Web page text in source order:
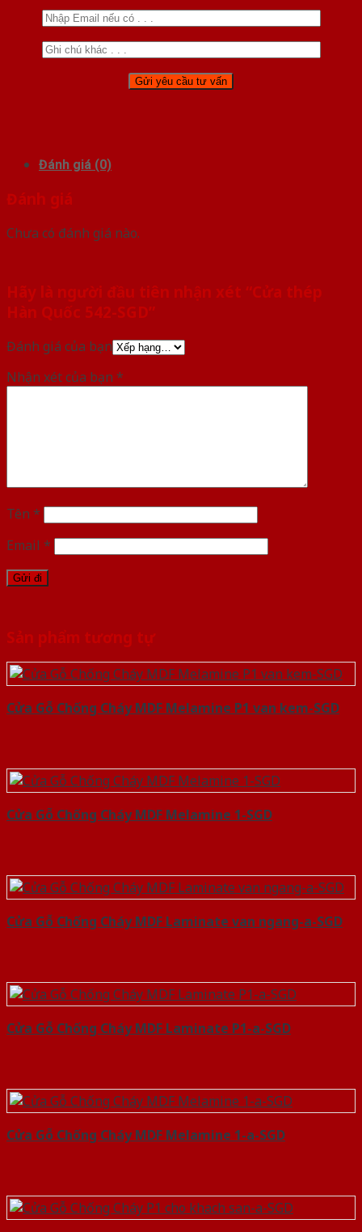
Đánh giá (0)
Đánh giá
Chưa có đánh giá nào.
Hãy là người đầu tiên nhận xét “Cửa thép
Hàn Quốc 542-SGD”
Đánh giá của bạn
Nhận xét của bạn *
Tên *
Email *
Sản phẩm tương tự
Cửa Gỗ Chống Cháy MDF Melamine P1 van kem-SGD
Cửa Gỗ Chống Cháy MDF Melamine 1-SGD
Cửa Gỗ Chống Cháy MDF Laminate van ngang-a-SGD
Cửa Gỗ Chống Cháy MDF Laminate P1-a-SGD
Cửa Gỗ Chống Cháy MDF Melamine 1-a-SGD